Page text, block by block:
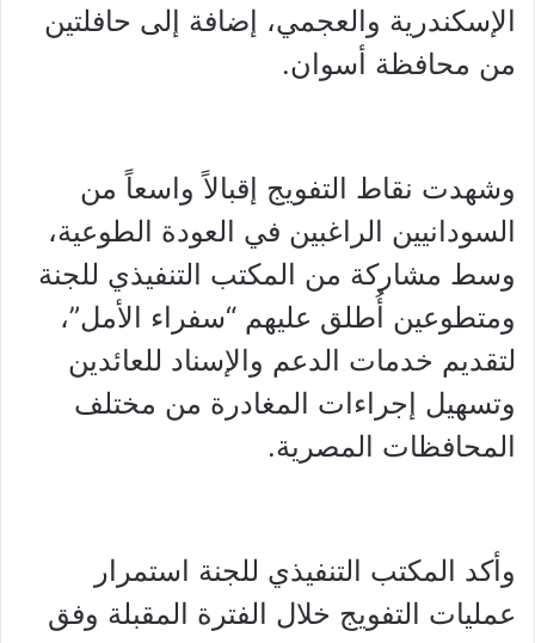
الإسكندرية والعجمي، إضافة إلى حافلتين
من محافظة أسوان.
وشهدت نقاط التفويج إقبالاً واسعاً من
السودانيين الراغبين في العودة الطوعية،
وسط مشاركة من المكتب التنفيذي للجنة
ومتطوعين أُطلق عليهم “سفراء الأمل”،
لتقديم خدمات الدعم والإسناد للعائدين
وتسهيل إجراءات المغادرة من مختلف
المحافظات المصرية.
وأكد المكتب التنفيذي للجنة استمرار
عمليات التفويج خلال الفترة المقبلة وفق